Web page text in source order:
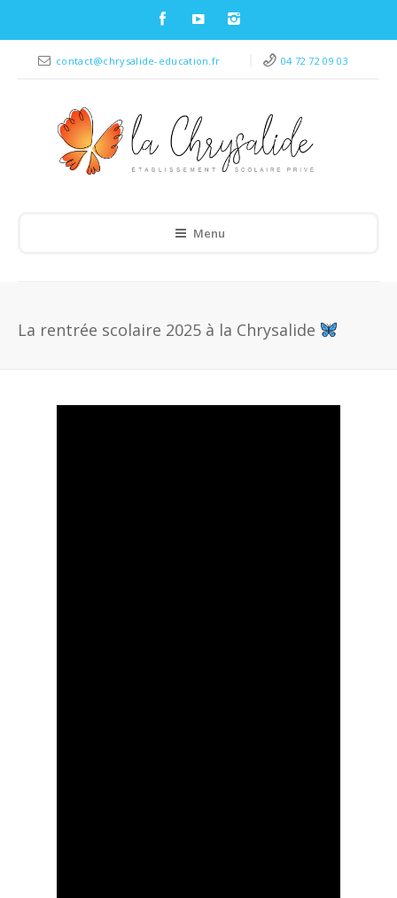
contact@chrysalide-education.fr 04 72 72 09 03
Menu
La rentrée scolaire 2025 à la Chrysalide